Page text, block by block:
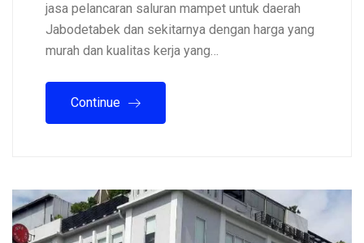
jasa pelancaran saluran mampet untuk daerah
Jabodetabek dan sekitarnya dengan harga yang
murah dan kualitas kerja yang…
Continue